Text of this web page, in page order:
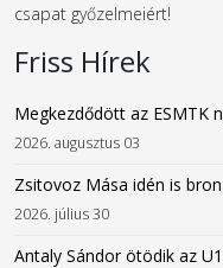
csapat győzelmeiért!
Friss Hírek
Megkezdődött az ESMTK
2026. augusztus 03
Zsitovoz Mása idén is
2026. július 30
Antaly Sándor ötödik az